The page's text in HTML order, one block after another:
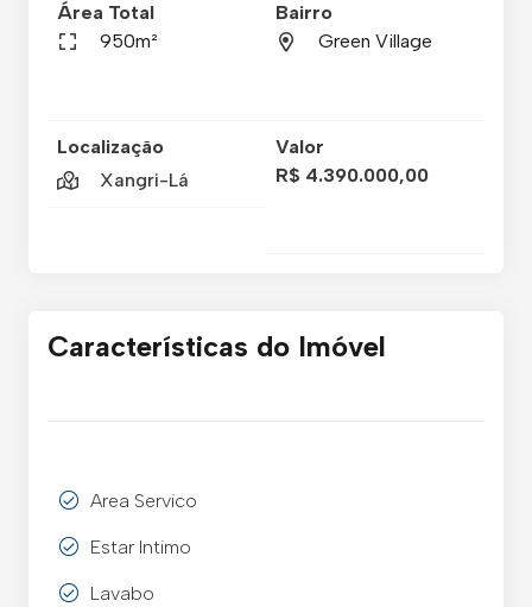
Área Total
950m²
Bairro
Green Village
Localização
Xangri-Lá
Valor
R$ 4.390.000,00
Características do Imóvel
Area Servico
Estar Intimo
Lavabo